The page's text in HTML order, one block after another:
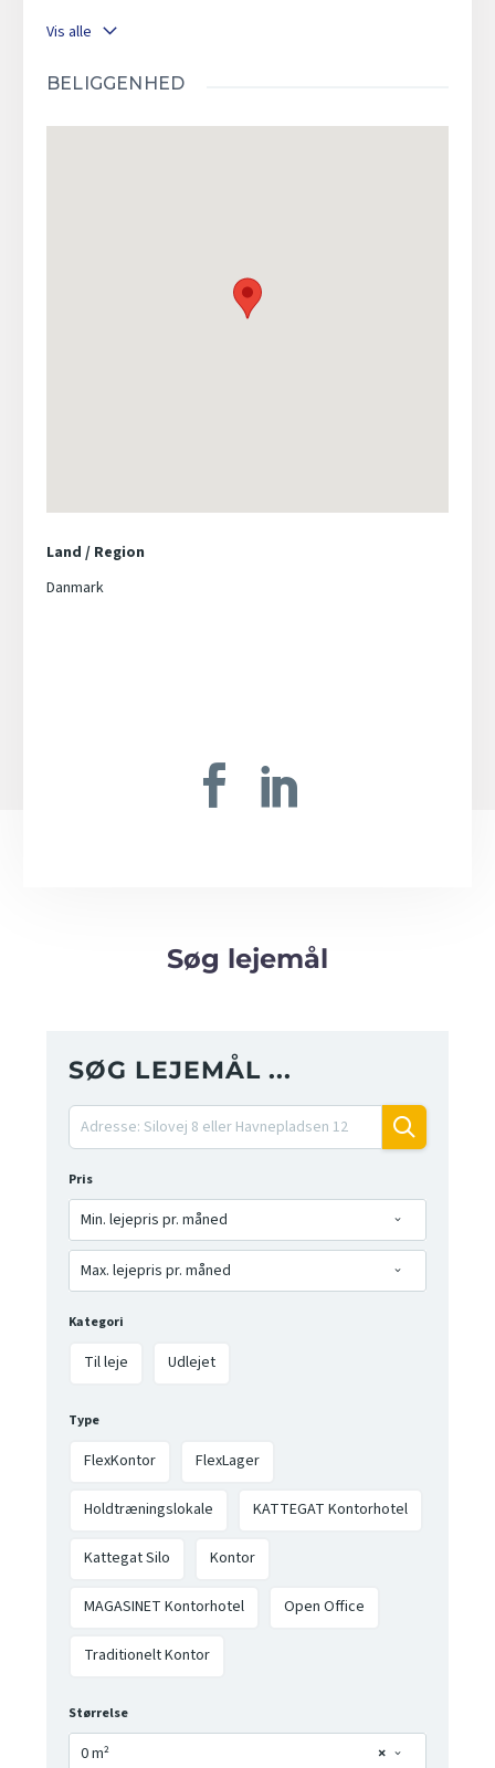
Vis alle
BELIGGENHED
Land / Region
Danmark
Søg lejemål
SØG LEJEMÅL ...
Pris
Min. lejepris pr. måned
Max. lejepris pr. måned
Kategori
Til leje Udlejet
Type
FlexKontor FlexLager
Holdtræningslokale KATTEGAT Kontorhotel
Kattegat Silo Kontor
MAGASINET Kontorhotel Open Office
Traditionelt Kontor
Størrelse
×
0 m²